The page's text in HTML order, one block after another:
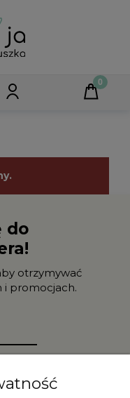
do
otrzymywać
i promocjach.